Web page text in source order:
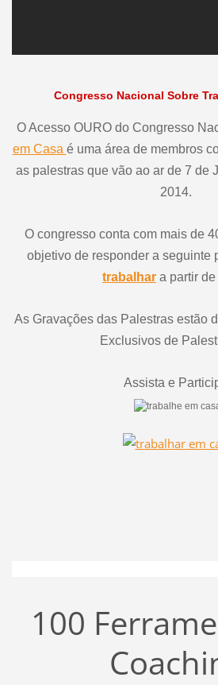
Congresso Nacional Sobre
O Acesso OURO do Congresso
em Casa é uma área de membros
as palestras que vão ao ar de 7 de
2014.
O congresso conta com mais de
objetivo de responder a seguinte
trabalhar a partir
As Gravações das Palestras estão
Exclusivos de
Assista e
100